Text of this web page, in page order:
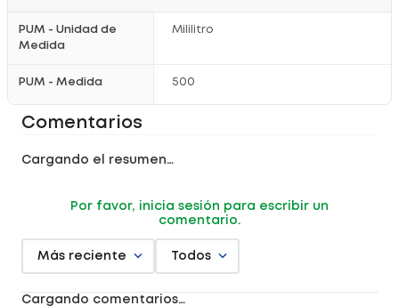
PUM - Unidad de
Medida
Mililitro
PUM - Medida 500
Comentarios
Cargando el resumen…
Por favor, inicia sesión para escribir un
comentario.
Más reciente Todos
Cargando comentarios…